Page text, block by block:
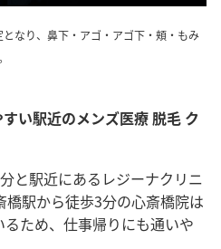
なり、鼻下・アゴ・アゴ下・頬・もみ
い駅近のメンズ医療 脱毛 ク
と駅近にあるレジーナクリニ
橋駅から徒歩3分の心斎橋院は
ため、仕事帰りにも通いや